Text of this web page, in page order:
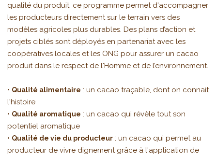
qualité du produit, ce programme permet d'accompagner
les producteurs directement sur le terrain vers des
modèles agricoles plus durables. Des plans d’action et
projets ciblés sont déployés en partenariat avec les
coopératives locales et les ONG pour assurer un cacao
produit dans le respect de l'Homme et de l’environnement.
• Qualité alimentaire : un cacao traçable, dont on connait
l'histoire
• Qualité aromatique : un cacao qui révèle tout son
potentiel aromatique
• Qualité de vie du producteur : un cacao qui permet au
producteur de vivre dignement grâce à l'application de